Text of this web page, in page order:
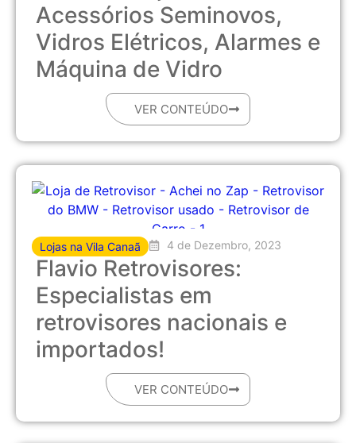
Acessórios Seminovos,
Vidros Elétricos, Alarmes e
Máquina de Vidro
VER CONTEÚDO
Lojas na Vila Canaã 4 de Dezembro, 2023
Flavio Retrovisores:
Especialistas em
retrovisores nacionais e
importados!
VER CONTEÚDO